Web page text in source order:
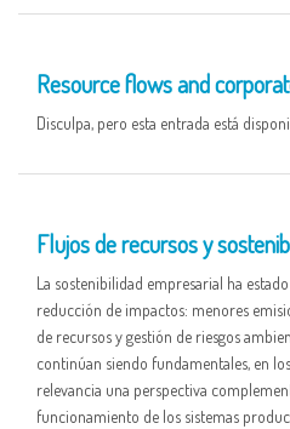
Resource flows and
Disculpa, pero esta entrada está
Flujos de recursos y
La sostenibilidad empresarial ha
reducción de impactos: menores
de recursos y gestión de riesgos
continúan siendo fundamentales, en
relevancia una perspectiva
funcionamiento de los sistemas